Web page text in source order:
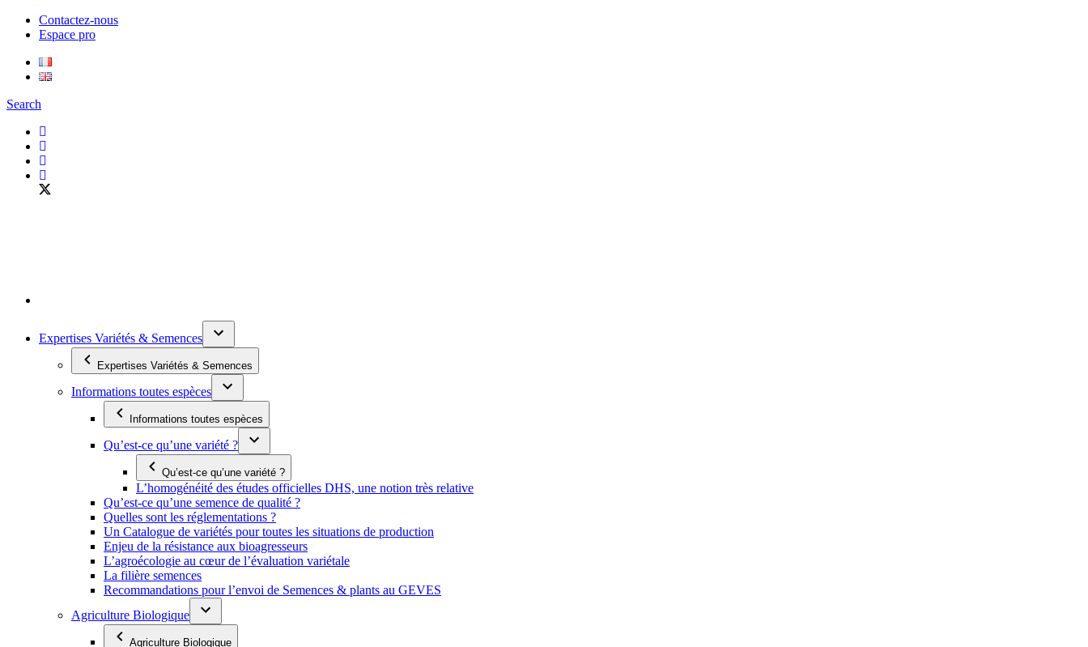
Contactez-nous
Espace pro
Search
Expertises Variétés & Semences
Expertises Variétés & Semences
Informations toutes espèces
Informations toutes espèces
Qu’est-ce qu’une variété ?
Qu’est-ce qu’une variété ?
L’homogénéité des études officielles DHS, une notion très relative
Qu’est-ce qu’une semence de qualité ?
Quelles sont les réglementations ?
Un Catalogue de variétés pour toutes les situations de production
Enjeu de la résistance aux bioagresseurs
L’agroécologie au cœur de l’évaluation variétale
La filière semences
Recommandations pour l’envoi de Semences & plants au GEVES
Agriculture Biologique
Agriculture Biologique